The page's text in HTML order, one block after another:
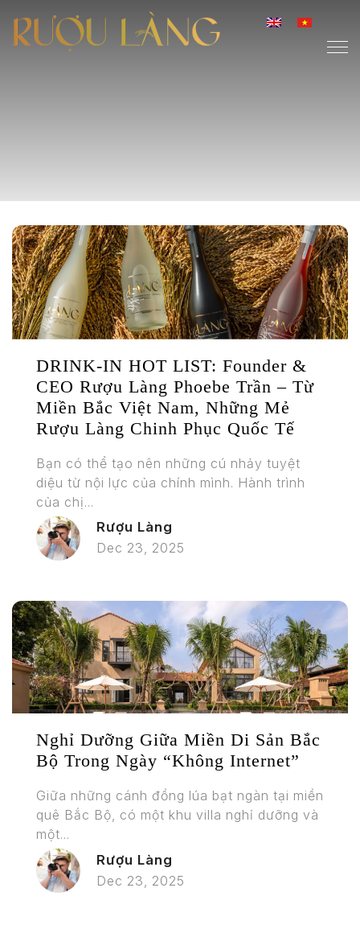
DRINK-IN HOT LIST: Founder &
CEO Rượu Làng Phoebe Trần – Từ
Miền Bắc Việt Nam, Những Mẻ
Rượu Làng Chinh Phục Quốc Tế
Bạn có thể tạo nên những cú nhảy tuyệt
diệu từ nội lực của chính mình. Hành trình
của chị...
Rượu Làng
Dec 23, 2025
Nghỉ Dưỡng Giữa Miền Di Sản Bắc
Bộ Trong Ngày “không Internet”
Giữa những cánh đồng lúa bạt ngàn tại miền
quê Bắc Bộ, có một khu villa nghỉ dưỡng và
một...
Rượu Làng
Dec 23, 2025